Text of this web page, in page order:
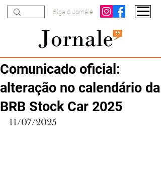
Siga o Jornale
Comunicado oficial:
alteração no calendário da
BRB Stock Car 2025
11/07/2025